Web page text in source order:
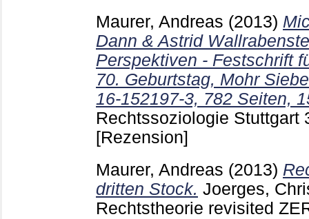
Maurer, Andreas (2013)
Dann & Astrid
Perspektiven - Festschrift
70. Geburtstag, Mohr
16-152197-3, 782 Seiten,
Rechtssoziologie Stuttgart
[Rezension]
Maurer, Andreas (2013)
dritten Stock. Joerges,
Rechtstheorie revisited